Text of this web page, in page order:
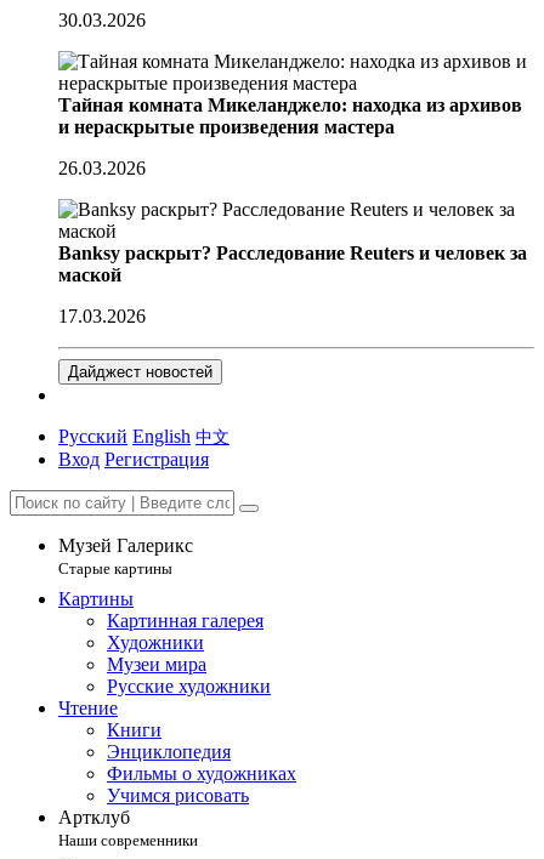
30.03.2026
Тайная комната Микеланджело: находка из архивов
и нераскрытые произведения мастера
26.03.2026
Banksy раскрыт? Расследование Reuters и человек за
маской
17.03.2026
Дайджест новостей
Русский English 中文
Вход Регистрация
Музей Галерикс
Старые картины
Картины
Картинная галерея
Художники
Музеи мира
Русские художники
Чтение
Книги
Энциклопедия
Фильмы о художниках
Учимся рисовать
Артклуб
Наши современники